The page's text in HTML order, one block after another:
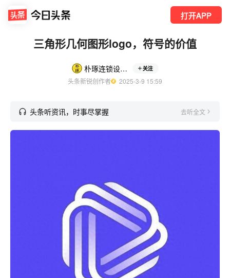
打开APP
三角形几何图形logo，符号的价值
朴琢连锁设计研究所 关注
头条新锐创作者
  2025-3-9 15:59
头条听资讯，时事尽掌握 去听全文